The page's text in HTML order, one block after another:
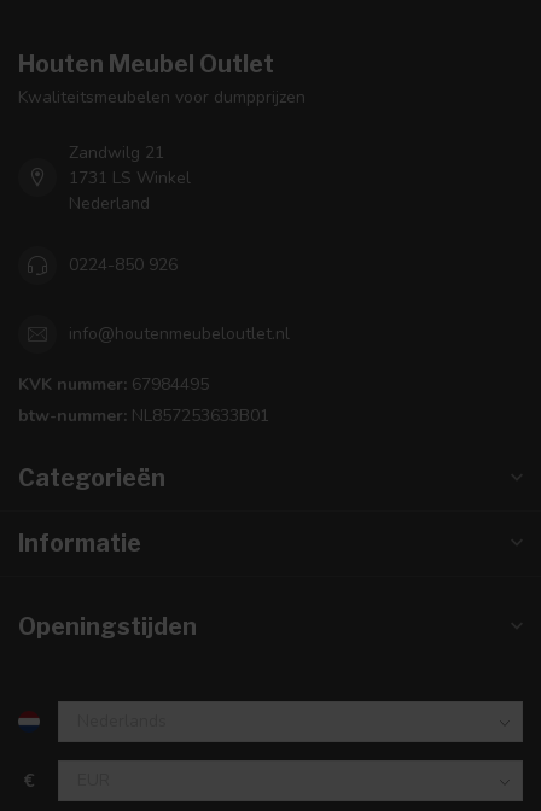
Houten Meubel Outlet
Kwaliteitsmeubelen voor dumpprijzen
Zandwilg 21
1731 LS Winkel
Nederland
0224-850 926
info@houtenmeubeloutlet.nl
KVK nummer: 67984495
btw-nummer: NL857253633B01
Categorieën
Informatie
Openingstijden
€